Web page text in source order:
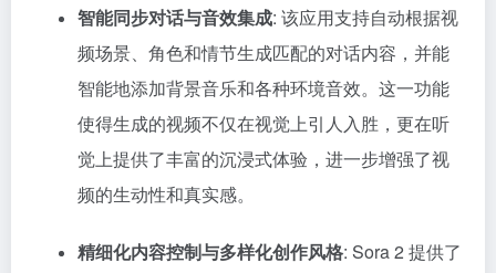
智能同步对话与音效集成: 该应用支持自动根据视
频场景、角色和情节生成匹配的对话内容，并能
智能地添加背景音乐和各种环境音效。这一功能
使得生成的视频不仅在视觉上引人入胜，更在听
觉上提供了丰富的沉浸式体验，进一步增强了视
频的生动性和真实感。
精细化内容控制与多样化创作风格: Sora 2 提供了